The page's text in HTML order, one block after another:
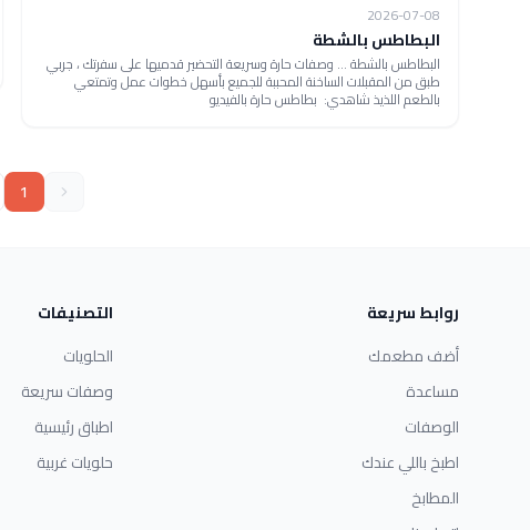
2026-07-08
البطاطس بالشطة
البطاطس بالشطة ... وصفات حارة وسريعة التحضير قدميها على سفرتك ، جربي
طبق من المقبلات الساخنة المحببة للجميع بأسهل خطوات عمل وتمتعي
بالطعم اللذيذ شاهدي: بطاطس حارة بالفيديو
1
روابط سريعة
أضف مطعمك
مساعدة
الوصفات
اطبخ باللي عندك
المطابخ
التصنيفات
الحلويات
وصفات سريعة
اطباق رئيسية
حلويات غربية